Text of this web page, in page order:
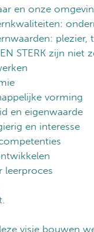
en onze
plezier,
STERK zijn
vorming
en eigenwaarde
en interesse
leerproces
visie bouwen